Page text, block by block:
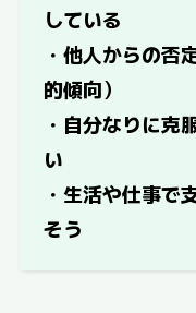
している
・他人からの否
的傾向）
・自分なりに克
い
・生活や仕事で
そう